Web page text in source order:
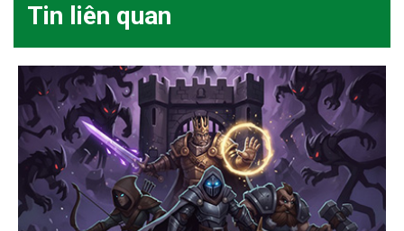
Tin liên quan